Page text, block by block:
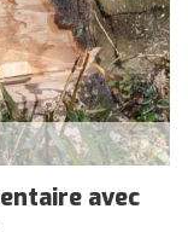
avec